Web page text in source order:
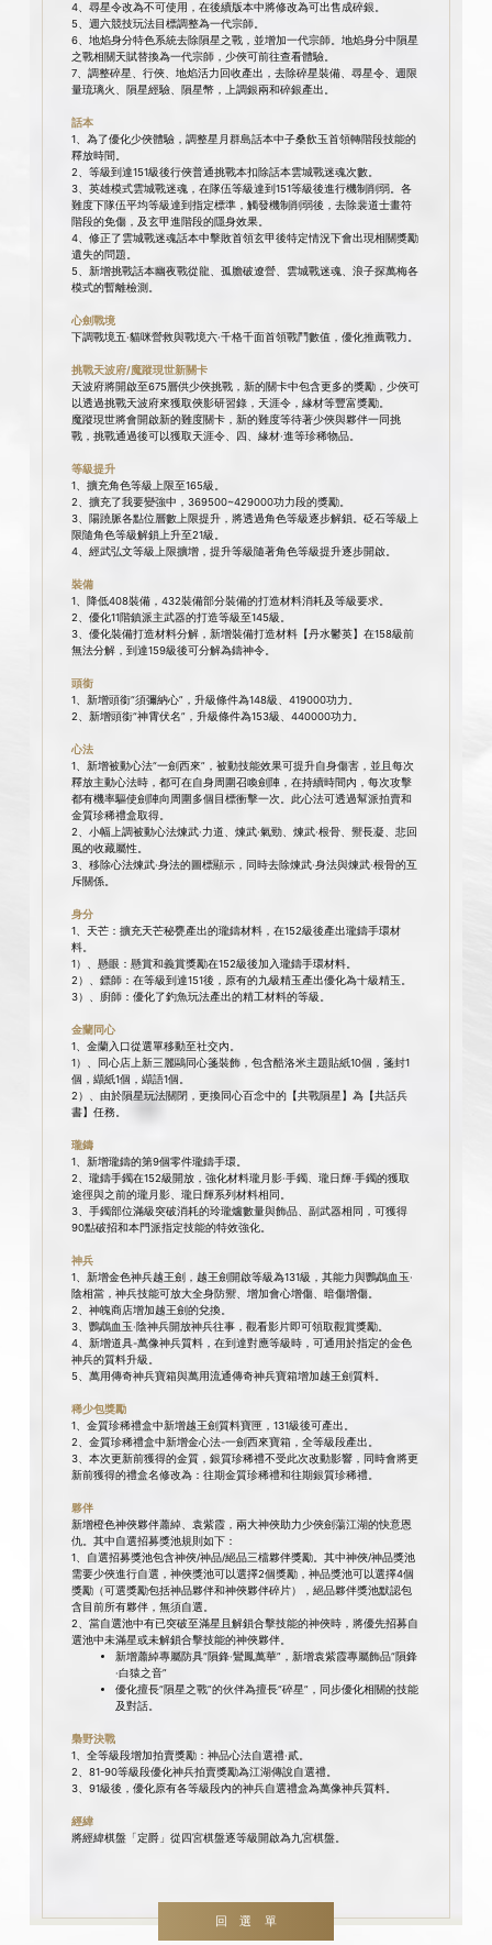
4、尋星令改為不可使用，在後續版本中將修改為可出售成碎銀。
5、週六競技玩法目標調整為一代宗師。
6、地焰身分特色系統去除隕星之戰，並增加一代宗師。地焰身分中隕星
之戰相關天賦替換為一代宗師，少俠可前往查看體驗。
7、調整碎星、行俠、地焰活力回收產出，去除碎星裝備、尋星令、週限
量琉璃火、隕星經驗、隕星幣，上調銀兩和碎銀產出。
話本
1、為了優化少俠體驗，調整星月群島話本中子桑飲玉首領轉階段技能的
釋放時間。
2、等級到達151級後行俠普通挑戰本扣除話本雲城戰迷魂次數。
3、英雄模式雲城戰迷魂，在隊伍等級達到151等級後進行機制削弱。各
難度下隊伍平均等級達到指定標準，觸發機制削弱後，去除裴道士畫符
階段的免傷，及玄甲進階段的隱身效果。
4、修正了雲城戰迷魂話本中擊敗首領玄甲後特定情況下會出現相關獎勵
遺失的問題。
5、新增挑戰話本幽夜戰從龍、孤膽破遼營、雲城戰迷魂、浪子探萬梅各
模式的暫離檢測。
心劍戰境
下調戰境五·貓咪營救與戰境六·千格千面首領戰鬥數值，優化推薦戰力。
挑戰天波府/魔蹤現世新關卡
天波府將開啟至675層供少俠挑戰，新的關卡中包含更多的獎勵，少俠可
以透過挑戰天波府來獲取俠影研習錄，天涯令，緣材等豐富獎勵。
魔蹤現世將會開啟新的難度關卡，新的難度等待著少俠與夥伴一同挑
戰，挑戰通過後可以獲取天涯令、四、緣材·進等珍稀物品。
等級提升
1、擴充角色等級上限至165級。
2、擴充了我要變強中，369500~429000功力段的獎勵。
3、陽蹺脈各點位層數上限提升，將透過角色等級逐步解鎖。砭石等級上
限隨角色等級解鎖上升至21級。
4、經武弘文等級上限擴增，提升等級隨著角色等級提升逐步開啟。
裝備
1、降低408裝備，432裝備部分裝備的打造材料消耗及等級要求。
2、優化11階鎮派主武器的打造等級至145級。
3、優化裝備打造材料分解，新增裝備打造材料【丹水鬱英】在158級前
無法分解，到達159級後可分解為鑄神令。
頭銜
1、新增頭銜“須彌納心”，升級條件為148級、419000功力。
2、新增頭銜“神霄伏名”，升級條件為153級、440000功力。
心法
1、新增被動心法“一劍西來”，被動技能效果可提升自身傷害，並且每次
釋放主動心法時，都可在自身周圍召喚劍陣，在持續時間內，每次攻擊
都有機率驅使劍陣向周圍多個目標衝擊一次。此心法可透過幫派拍賣和
金質珍稀禮盒取得。
2、小​​幅上調被動心法煉武·力道、煉武·氣勁、煉武·根骨、禦長凝、悲回
風的收藏屬性。
3、移除心法煉武·身法的圖標顯示，同時去除煉武·身法與煉武·根骨的互
斥關係。
身分
1、天芒：擴充天芒秘甕產出的瓏鑄材料，在152級後產出瓏鑄手環材
料。
1）、懸眼：懸賞和義賞獎勵在152級後加入瓏鑄手環材料。
2）、鏢師：在等級到達151後，原有的九級精玉產出優化為十級精玉。
3）、廚師：優化了釣魚玩法產出的精工材料的等級。
金蘭同心
1、金蘭入口從選單移動至社交內。
1）、同心店上新三麗鷗同心箋裝飾，包含酷洛米主題貼紙10個，箋封1
個，纈紙1個，纈語1個。
2）、由於隕星玩法關閉，更換同心百念中的【共戰隕星】為【共話兵
書】任務。
瓏鑄
1、新增瓏鑄的第9個零件瓏鑄手環。
2、瓏鑄手鐲在152級開放，強化材料瓏月影·手鐲、瓏日輝·手鐲的獲取
途徑與之前的瓏月影、瓏日輝系列材料相同。
3、手鐲部位滿級突破消耗的玲瓏爐數量與飾品、副武器相同，可獲得
90點破招和本門派指定技能的特效強化。
神兵
1、新增金色神兵越王劍，越王劍開啟等級為131級，其能力與鸚鵡血玉·
陰相當，神兵技能可放大全身防禦、增加會心增傷、暗傷增傷。
2、神魄商店增加越王劍的兌換。
3、鸚鵡血玉·陰神兵開放神兵往事，觀看影片即可領取觀賞獎勵。
4、新增道具-萬像神兵質料，在到達對應等級時，可通用於指定的金色
神兵的質料升級。
5、萬用傳奇神兵寶箱與萬用流通傳奇神兵寶箱增加越王劍質料。
稀少包獎勵
1、金質珍稀禮盒中新增越王劍質料寶匣，131級後可產出。
2、金質珍稀禮盒中新增金心法-一劍西來寶箱，全等級段產出。
3、本次更新前獲得的金質，銀質珍稀禮不受此次改動影響，同時會將更
新前獲得的禮盒名修改為：往期金質珍稀禮和往期銀質珍稀禮。
夥伴
新增橙色神俠夥伴蕭綽、袁紫霞，兩大神俠助力少俠劍蕩江湖的快意恩
仇。其中自選招募獎池規則如下：
1、自選招募獎池包含神俠/神品/絕品三檔夥伴獎勵。其中神俠/神品獎池
需要少俠進行自選，神俠獎池可以選擇2個獎勵，神品獎池可以選擇4個
獎勵（可選獎勵包括神品夥伴和神俠夥伴碎片），絕品夥伴獎池默認包
含目前所有夥伴，無須自選。
2、當自選池中有已突破至滿星且解鎖合擊技能的神俠時，將優先招募自
選池中未滿星或未解鎖合擊技能的神俠夥伴。
新增蕭綽專屬防具“隕鋒·鸞鳳萬華”，新增袁紫霞專屬飾品“隕鋒
·白猿之音”
優化擅長“隕星之戰”的伙伴為擅長“碎星”，同步優化相關的技能
及對話。
梟野決戰
1、全等級段增加拍賣獎勵：神品心法自選禮·貳。
2、81-90等級段優化神兵拍賣獎勵為江湖傳說自選禮。
3、91級後，優化原有各等級段內的神兵自選禮盒為萬像神兵質料。
經緯
將經緯棋盤「定爵」從四宮棋盤逐等級開啟為九宮棋盤。
回選單